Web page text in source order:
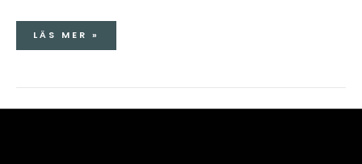
LÄS MER »